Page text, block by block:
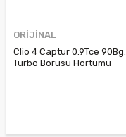
ORİJİNAL
Clio 4 Captur 0.9Tce 90Bg.
Turbo Borusu Hortumu